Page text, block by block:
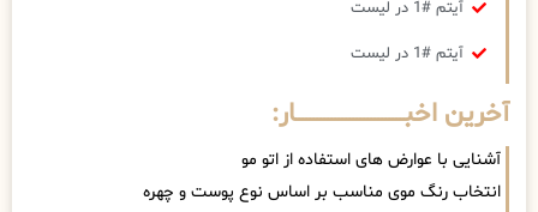
آیتم #1 در لیست
آیتم #1 در لیست
آخرین اخبــــــــــــــــــــــــــــــار:
آشنایی با عوارض های استفاده از اتو مو
انتخاب رنگ موی مناسب بر اساس نوع پوست و چهره